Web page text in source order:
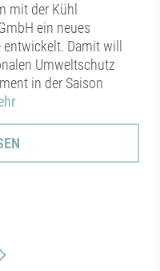
mit der Kühl
ein neues
Damit will
Umweltschutz
in der Saison